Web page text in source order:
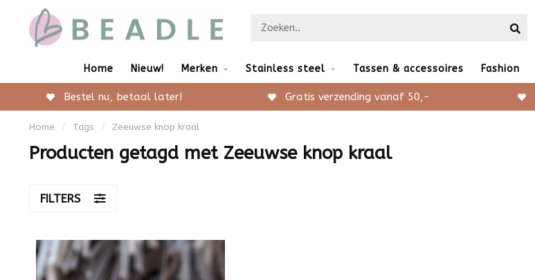
Home Nieuw! Merken Stainless steel Tassen & accessoires Fashion
Bestel nu, betaal later! Gratis verzending vanaf 50,-
Home / Tags / Zeeuwse knop kraal
Producten getagd met Zeeuwse knop kraal
FILTERS